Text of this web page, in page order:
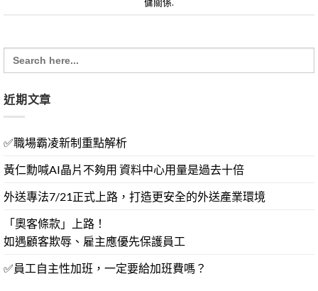
Search
for:
近期文章
✅職場霸凌新制重點解析
黃仁勳喊AI晶片不夠用 資料中心用量是過去十倍
外送專法7/21正式上路，打造更安全的外送產業環境
「奧客條款」上路！
如遇顧客欺辱、雇主應優先保護員工
✅員工自主性加班，一定要給加班費嗎？